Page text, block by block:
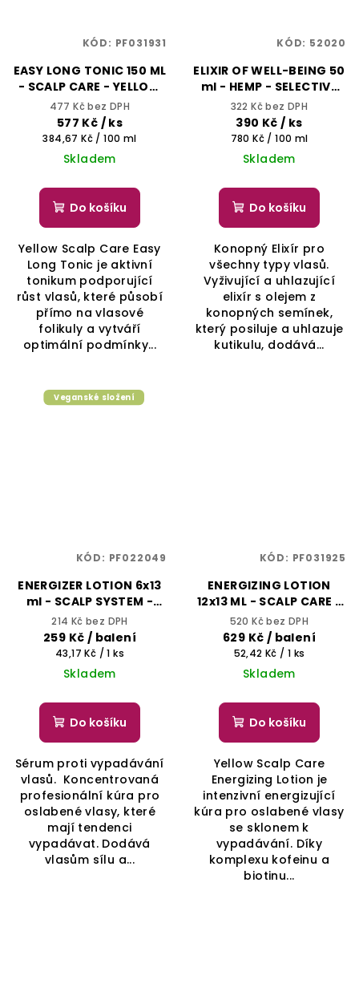
EASY LONG TONIC 150 ML
- SCALP CARE - YELLOW
PROFESSIONAL
477 Kč bez DPH
577 Kč / ks
Měrná
cena:
384,67 Kč / 100 ml
Skladem
Do košíku
Yellow Scalp Care Easy
Long Tonic je aktivní
tonikum podporující
růst vlasů, které působí
přímo na vlasové
folikuly a vytváří
optimální podmínky...
KÓD: PF031931
ELIXIR OF WELL-BEING 50
ml - HEMP - SELECTIVE
PROFESSIONAL
322 Kč bez DPH
390 Kč / ks
Měrná
cena:
780 Kč / 100 ml
Skladem
Do košíku
Konopný Elixír pro
všechny typy vlasů.
Vyživující a uhlazující
elixír s olejem z
konopných semínek,
který posiluje a uhlazuje
kutikulu, dodává...
KÓD: 52020
Veganské složení
ENERGIZER LOTION 6x13
ml - SCALP SYSTEM -
ALFAPARF IL SALONE
MILANO
214 Kč bez DPH
259 Kč / balení
Měrná
cena:
43,17 Kč / 1 ks
Skladem
Do košíku
Sérum proti vypadávání
vlasů. Koncentrovaná
profesionální kúra pro
oslabené vlasy, které
mají tendenci
vypadávat. Dodává
vlasům sílu a...
KÓD: PF022049
ENERGIZING LOTION
12x13 ML - SCALP CARE -
YELLOW PROFESSIONAL
520 Kč bez DPH
629 Kč / balení
Měrná
cena:
52,42 Kč / 1 ks
Skladem
Do košíku
Yellow Scalp Care
Energizing Lotion je
intenzivní energizující
kúra pro oslabené vlasy
se sklonem k
vypadávání. Díky
komplexu kofeinu a
biotinu...
KÓD: PF031925